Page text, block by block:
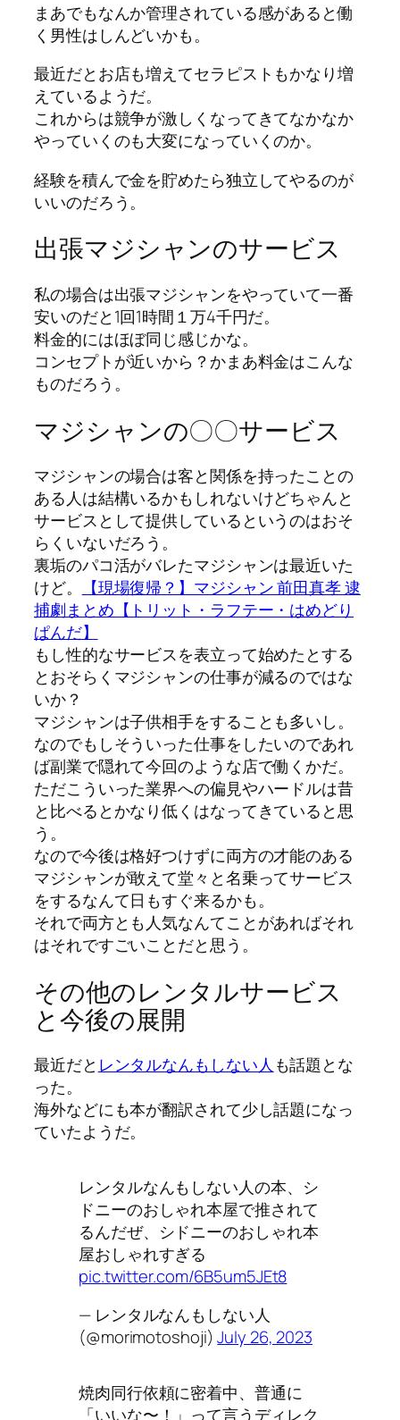
まあでもなんか管理されている感があると働
く男性はしんどいかも。
最近だとお店も増えてセラピストもかなり増
えているようだ。
これからは競争が激しくなってきてなかなか
やっていくのも大変になっていくのか。
経験を積んで金を貯めたら独立してやるのが
いいのだろう。
出張マジシャンのサービス
私の場合は出張マジシャンをやっていて一番
安いのだと1回1時間１万4千円だ。
料金的にはほぼ同じ感じかな。
コンセプトが近いから？かまあ料金はこんな
ものだろう。
マジシャンの〇〇サービス
マジシャンの場合は客と関係を持ったことの
ある人は結構いるかもしれないけどちゃんと
サービスとして提供しているというのはおそ
らくいないだろう。
裏垢のパコ活がバレたマジシャンは最近いた
けど。
【現場復帰？】マジシャン 前田真孝 逮
捕劇まとめ【トリット・ラフテー・はめどり
ぱんだ】
もし性的なサービスを表立って始めたとする
とおそらくマジシャンの仕事が減るのではな
いか？
マジシャンは子供相手をすることも多いし。
なのでもしそういった仕事をしたいのであれ
ば副業で隠れて今回のような店で働くかだ。
ただこういった業界への偏見やハードルは昔
と比べるとかなり低くはなってきていると思
う。
なので今後は格好つけずに両方の才能のある
マジシャンが敢えて堂々と名乗ってサービス
をするなんて日もすぐ来るかも。
それで両方とも人気なんてことがあればそれ
はそれですごいことだと思う。
その他のレンタルサービス
と今後の展開
最近だと レンタルなんもしない人も話題とな
った。
海外などにも本が翻訳されて少し話題になっ
ていたようだ。
レンタルなんもしない人の本、シ
ドニーのおしゃれ本屋で推されて
るんだぜ、シドニーのおしゃれ本
屋おしゃれすぎる
pic.twitter.com/6B5um5JEt8
— レンタルなんもしない人
(@morimotoshoji)July 26, 2023
焼肉同行依頼に密着中、普通に
「いいな〜！」って言うディレク